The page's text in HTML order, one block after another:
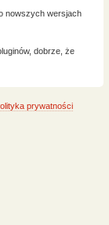
nowszych wersjach
dobrze, że
prywatności